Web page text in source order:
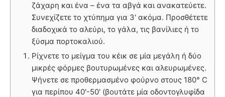
ζάχαρη και ένα – ένα τα αβγά και ανακατεύετε.
Συνεχίζετε το χτύπημα για 3' ακόμα. Προσθέτετε
διαδοχικά το αλεύρι, το γάλα, τις βανίλιες ή το
ξύσμα πορτοκαλιού.
Ρίχνετε το μείγμα του κέικ σε μία μεγάλη ή δύο
μικρές φόρμες βουτυρωμένες και αλευρωμένες.
Ψήνετε σε προθερμασμένο φούρνο στους 180° C
για περίπου 40'-50' (βουτάτε μία οδοντογλυφίδα